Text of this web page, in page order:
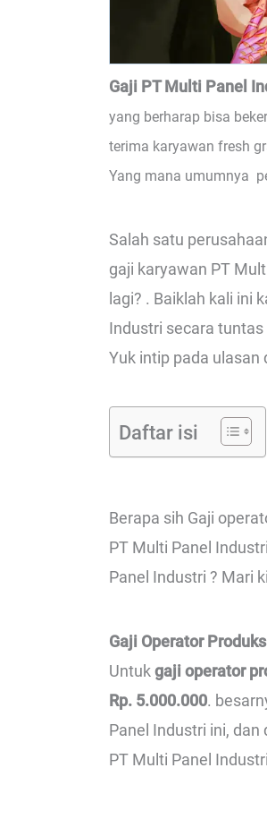
Gaji PT Multi Panel
yang berharap bisa
terima karyawan fresh
Yang mana umumnya
Salah satu
gaji karyawan PT
lagi? . Baiklah kali ini
Industri secara
Yuk intip pada ulasan
Daftar isi
Berapa sih Gaji
PT Multi Panel
Panel Industri ? Mari
Gaji Operator
Untukgaji operator
Rp. 5.000.000.
Panel Industri ini,
PT Multi Panel